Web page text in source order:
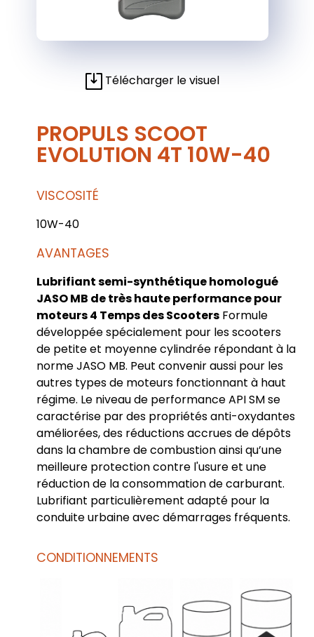
Télécharger le visuel
PROPULS SCOOT
EVOLUTION 4T 10W-40
VISCOSITÉ
10W-40
AVANTAGES
Lubrifiant semi-synthétique homologué
JASO MB de très haute performance pour
moteurs 4 Temps des Scooters Formule
développée spécialement pour les scooters
de petite et moyenne cylindrée répondant à la
norme JASO MB. Peut convenir aussi pour les
autres types de moteurs fonctionnant à haut
régime. Le niveau de performance API SM se
caractérise par des propriétés anti-oxydantes
améliorées, des réductions accrues de dépôts
dans la chambre de combustion ainsi qu’une
meilleure protection contre l'usure et une
réduction de la consommation de carburant.
Lubrifiant particulièrement adapté pour la
conduite urbaine avec démarrages fréquents.
CONDITIONNEMENTS